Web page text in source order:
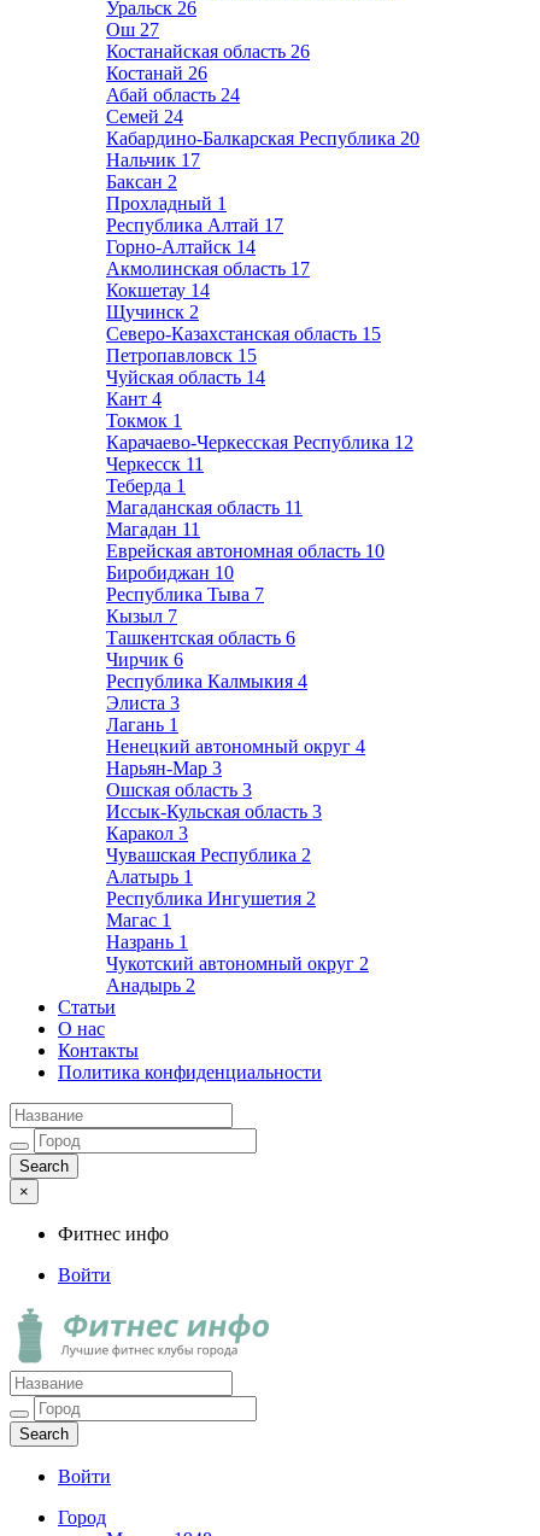
Уральск 26
Ош 27
Костанайская область 26
Костанай 26
Абай область 24
Семей 24
Кабардино-Балкарская Республика 20
Нальчик 17
Баксан 2
Прохладный 1
Республика Алтай 17
Горно-Алтайск 14
Акмолинская область 17
Кокшетау 14
Щучинск 2
Северо-Казахстанская область 15
Петропавловск 15
Чуйская область 14
Кант 4
Токмок 1
Карачаево-Черкесская Республика 12
Черкесск 11
Теберда 1
Магаданская область 11
Магадан 11
Еврейская автономная область 10
Биробиджан 10
Республика Тыва 7
Кызыл 7
Ташкентская область 6
Чирчик 6
Республика Калмыкия 4
Элиста 3
Лагань 1
Ненецкий автономный округ 4
Нарьян-Мар 3
Ошская область 3
Иссык-Кульская область 3
Каракол 3
Чувашская Республика 2
Алатырь 1
Республика Ингушетия 2
Магас 1
Назрань 1
Чукотский автономный округ 2
Анадырь 2
Статьи
О нас
Контакты
Политика конфиденциальности
×
Фитнес инфо
Войти
Фитнес инфо
Лучшие фитнес клубы города
Войти
Город